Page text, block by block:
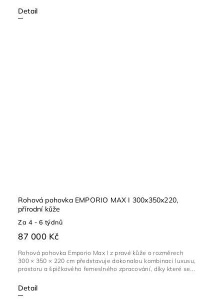
Detail
Rohová pohovka EMPORIO MAX I 300x350x220,
přírodní kůže
Za 4 - 6 týdnů
87 000 Kč
Detail
Rohová pohovka Emporio Max I z pravé kůže o rozměrech
300 × 350 × 220 cm představuje dokonalou kombinaci luxusu,
prostoru a špičkového řemeslného zpracování, díky které se...